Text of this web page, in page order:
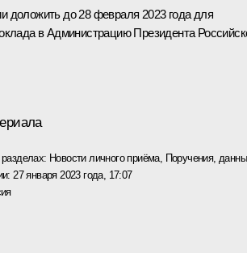
доложить до 28 февраля 2023 года для
в Администрацию Президента
Новости личного приёма, Поручения,
27 января 2023 года, 17:07